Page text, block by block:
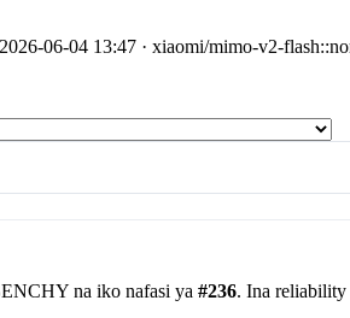
06-04 13:47 · xiaomi/mimo-v2-
na iko nafasi ya #236. Ina reliability